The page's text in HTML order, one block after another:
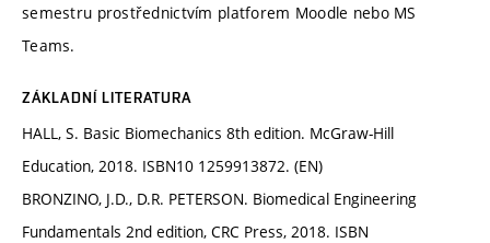
semestru prostřednictvím platforem Moodle nebo MS
Teams.
ZÁKLADNÍ LITERATURA
HALL, S. Basic Biomechanics 8th edition. McGraw-Hill
Education, 2018. ISBN10 1259913872. (EN)
BRONZINO, J.D., D.R. PETERSON. Biomedical Engineering
Fundamentals 2nd edition, CRC Press, 2018. ISBN